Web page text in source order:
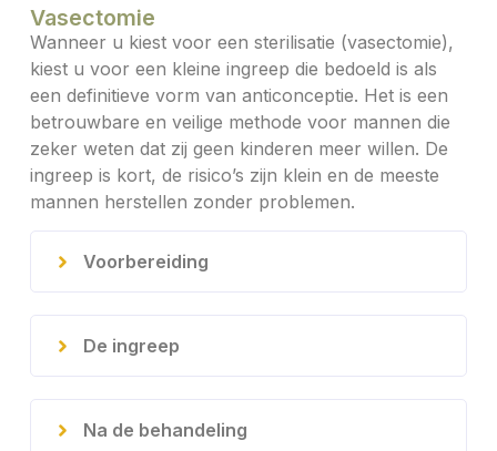
Vasectomie
Wanneer u kiest voor een sterilisatie (vasectomie),
kiest u voor een kleine ingreep die bedoeld is als
een definitieve vorm van anticonceptie. Het is een
betrouwbare en veilige methode voor mannen die
zeker weten dat zij geen kinderen meer willen. De
ingreep is kort, de risico’s zijn klein en de meeste
mannen herstellen zonder problemen.
Voorbereiding
De ingreep
Na de behandeling